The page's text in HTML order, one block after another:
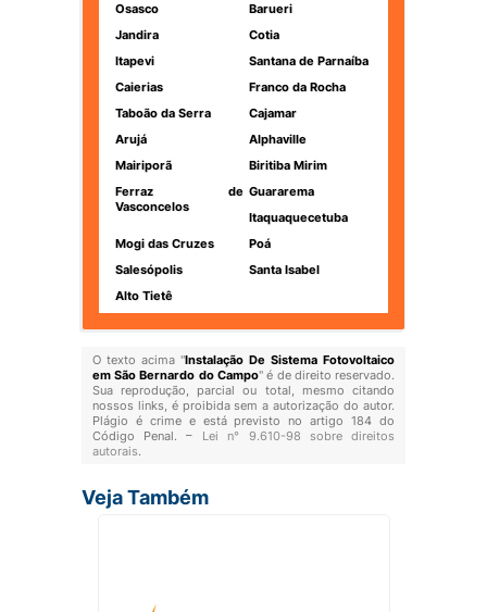
Osasco
Barueri
Jandira
Cotia
Itapevi
Santana de Parnaíba
Caierias
Franco da Rocha
Taboão da Serra
Cajamar
Arujá
Alphaville
Mairiporã
Biritiba Mirim
Ferraz de
Vasconcelos
Guararema
Itaquaquecetuba
Mogi das Cruzes
Poá
Salesópolis
Santa Isabel
Alto Tietê
O texto acima "Instalação De Sistema Fotovoltaico
em São Bernardo do Campo" é de direito reservado.
Sua reprodução, parcial ou total, mesmo citando
nossos links, é proibida sem a autorização do autor.
Plágio é crime e está previsto no artigo 184 do
Código Penal. – Lei n° 9.610-98 sobre direitos
autorais.
Veja Também